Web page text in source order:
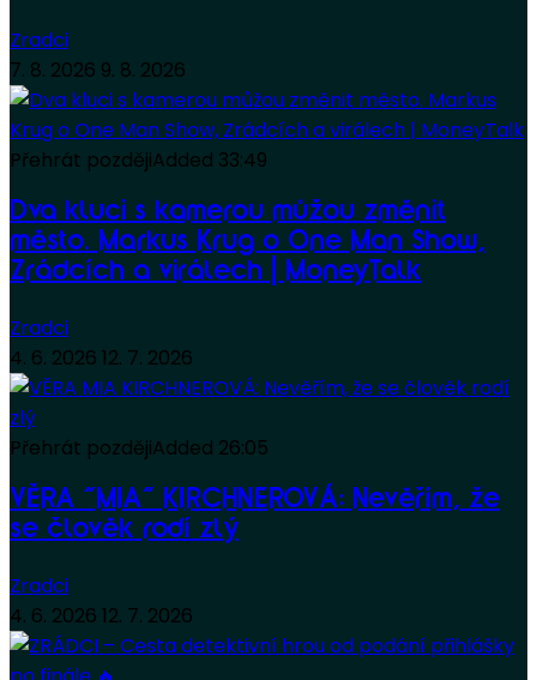
Zradci
7. 8. 2026 9. 8. 2026
Přehrát pozdějiAdded 33:49
Dva kluci s kamerou můžou změnit
město. Markus Krug o One Man Show,
Zrádcích a virálech | MoneyTalk
Zradci
4. 6. 2026 12. 7. 2026
Přehrát pozdějiAdded 26:05
VĚRA “MIA” KIRCHNEROVÁ: Nevěřím, že
se člověk rodí zlý
Zradci
4. 6. 2026 12. 7. 2026